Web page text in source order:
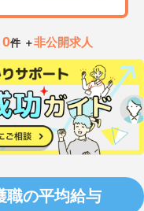
0件 ＋非公開求人
職の平均給与